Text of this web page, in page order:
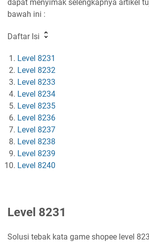
dapat menyimak selengkapnya artikel
bawah ini :
Daftar Isi
Level 8231
Level 8232
Level 8233
Level 8234
Level 8235
Level 8236
Level 8237
Level 8238
Level 8239
Level 8240
Level 8231
Solusi tebak kata game shopee level